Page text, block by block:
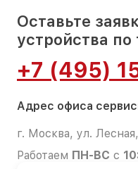
Оставьте
устройства по
+7 (495)
Адрес офиса
г. Москва, ул.
Работаем ПН-ВС с